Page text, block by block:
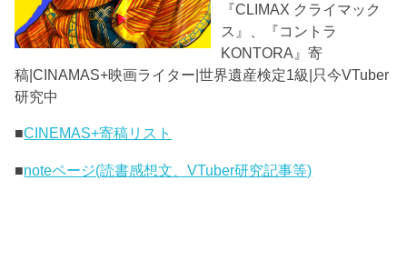
『CLIMAX クライマック
ス』、『コントラ
KONTORA』寄
稿|CINAMAS+映画ライター|世界遺産検定1級|只今VTuber
研究中
■CINEMAS+寄稿リスト
■noteページ(読書感想文、VTuber研究記事等)